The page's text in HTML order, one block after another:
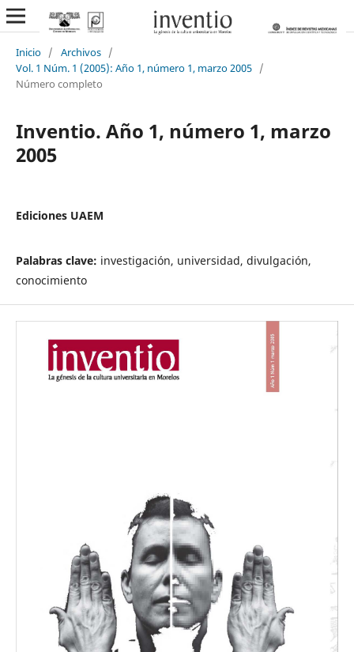
Inicio / Archivos /
Vol. 1 Núm. 1 (2005): Año 1, número 1, marzo 2005 /
Número completo
Inventio. Año 1, número 1, marzo
2005
Ediciones UAEM
Palabras clave: investigación, universidad, divulgación,
conocimiento